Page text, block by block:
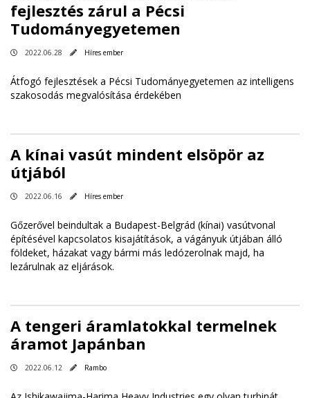
fejlesztés zárul a Pécsi
Tudományegyetemen
2022.06.28 Híres ember
Átfogó fejlesztések a Pécsi Tudományegyetemen az intelligens
szakosodás megvalósítása érdekében
A kínai vasút mindent elsöpör az
útjából
2022.06.16 Híres ember
Gőzerővel beindultak a Budapest-Belgrád (kínai) vasútvonal
építésével kapcsolatos kisajátítások, a vágányuk útjában álló
földeket, házakat vagy bármi más ledózerolnak majd, ha
lezárulnak az eljárások.
A tengeri áramlatokkal termelnek
áramot Japánban
2022.06.12 Rambo